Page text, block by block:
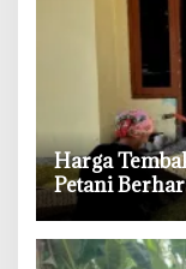
Harga
Petani
Kilogram